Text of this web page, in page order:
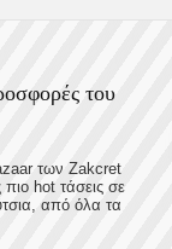
του
των Zakcret
πιο hot τάσεις σε
από όλα τα